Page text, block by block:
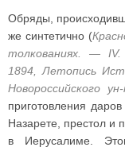
Обряды,
же синтетично (
толкованиях. — IV.
1894, Летопись
Новороссийского
приготовления
Назарете, престол
в Иерусалиме.